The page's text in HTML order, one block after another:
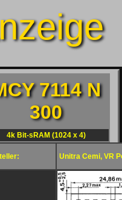
7114 N
300
4k Bit-sRAM (1024 x 4)
Unitra Cemi, VR